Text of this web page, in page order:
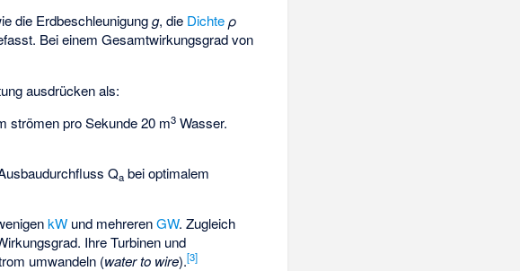
die Erdbeschleunigungg, die Dichte ρ
Bei einem Gesamtwirkungsgrad von
ausdrücken als:
strömen pro Sekunde 20 m3 Wasser.
Qa bei optimalem
kW und mehrerenGW. Zugleich
Ihre Turbinen und
umwandeln (water to wire).[3]